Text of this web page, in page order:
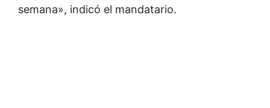
semana», indicó el mandatario.